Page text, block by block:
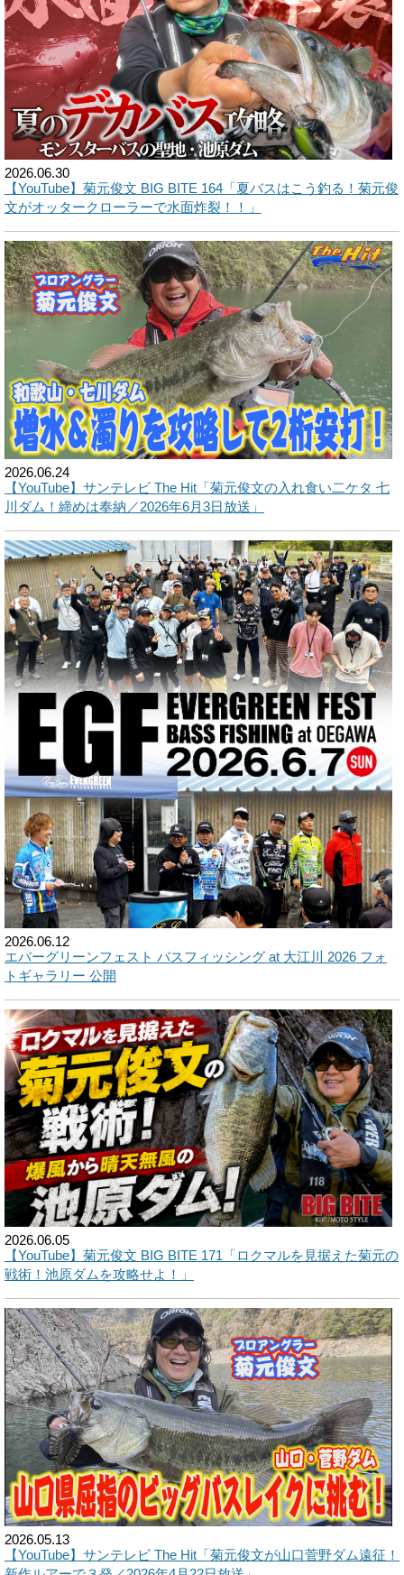
2026.06.30
【YouTube】菊元俊文 BIG BITE 164「夏バスはこう釣る！菊元俊
文がオッタークローラーで水面炸裂！！」
2026.06.24
【YouTube】サンテレビ The Hit「菊元俊文の入れ食い二ケタ 七
川ダム！締めは奉納／2026年6月3日放送」
2026.06.12
エバーグリーンフェスト バスフィッシング at 大江川 2026 フォ
トギャラリー 公開
2026.06.05
【YouTube】菊元俊文 BIG BITE 171「ロクマルを見据えた菊元の
戦術！池原ダムを攻略せよ！」
2026.05.13
【YouTube】サンテレビ The Hit「菊元俊文が山口菅野ダム遠征！